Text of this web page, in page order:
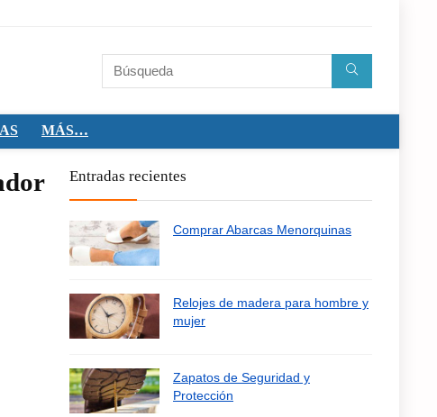
MÁS…
Entradas recientes
Comprar Abarcas Menorquinas
Relojes de madera para hombre y
mujer
Zapatos de Seguridad y
Protección